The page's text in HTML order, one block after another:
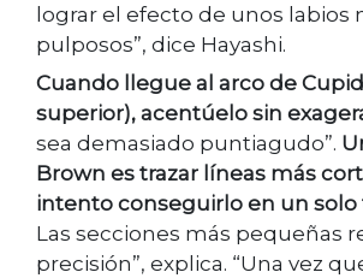
lograr el efecto de unos labios
pulposos”, dice Hayashi.
Cuando llegue al arco de
superior), acentúelo sin
sea demasiado puntiagudo”.
Brown es trazar líneas más
intento conseguirlo en un solo
Las secciones más pequeñas
precisión”, explica. “Una vez